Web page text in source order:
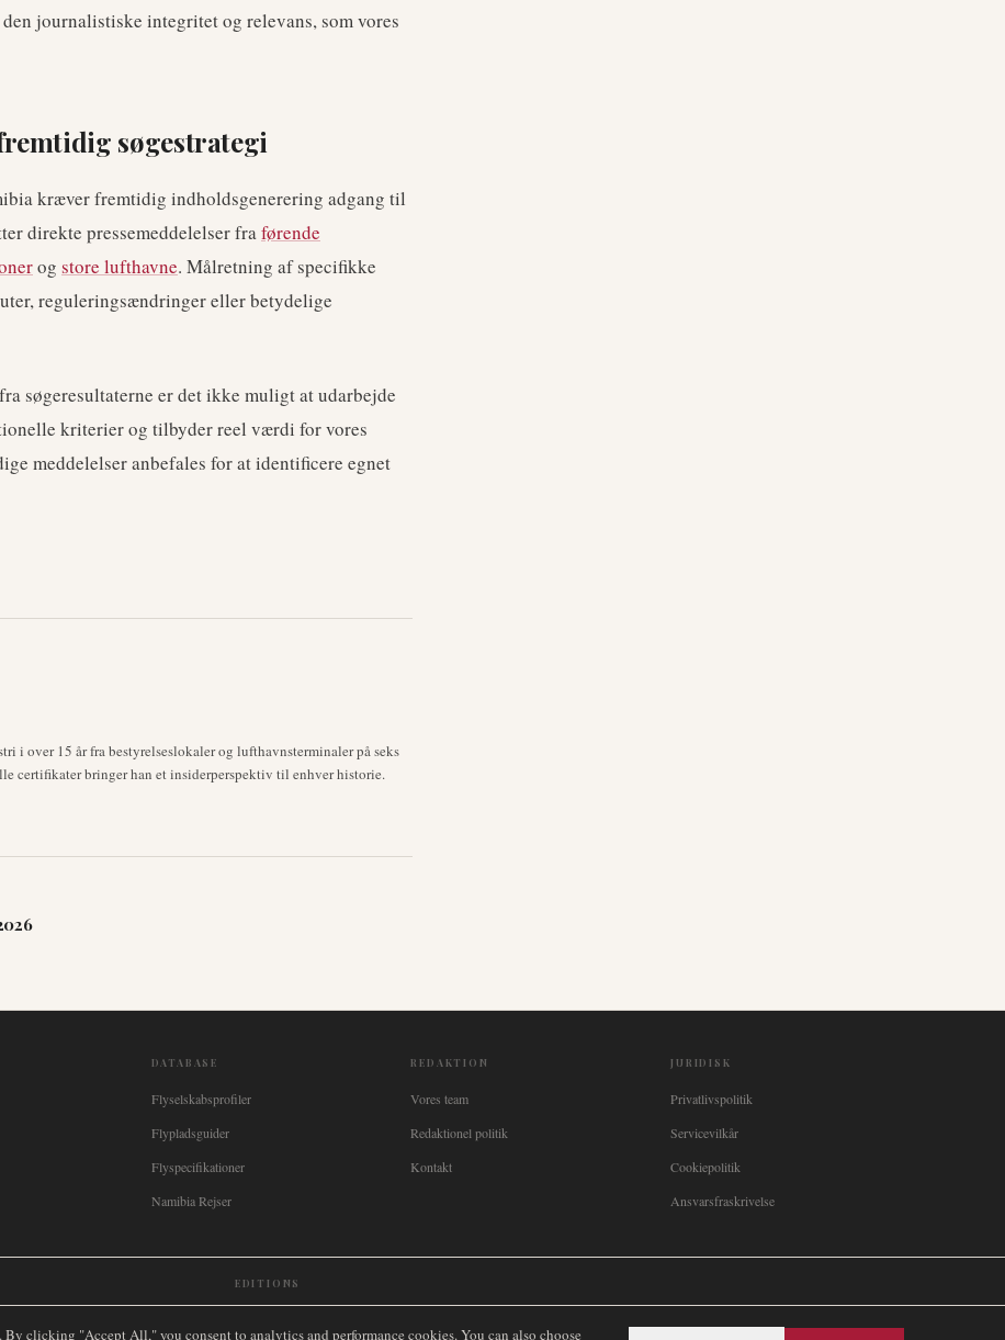
journalistiske integritet og relevans, som vores
søgestrategi
kræver fremtidig indholdsgenerering adgang til
direkte pressemeddelelser fraførende
og store lufthavne. Målretning af specifikke
reguleringsændringer eller betydelige
søgeresultaterne er det ikke muligt at udarbejde
kriterier og tilbyder reel værdi for vores
meddelelser anbefales for at identificere egnet
i over 15 år fra bestyrelseslokaler og lufthavnsterminaler på seks
certifikater bringer han et insiderperspektiv til enhver historie.
DATABASE
Flyselskabsprofiler
Flypladsguider
Flyspecifikationer
Namibia Rejser
REDAKTION
Vores team
Redaktionel politik
Kontakt
JURIDISK
Privatlivspolitik
Servicevilkår
Cookiepolitik
Ansvarsfraskrivelse
EDITIONS
clicking "Accept All," you consent to analytics and performance cookies. You can also choose